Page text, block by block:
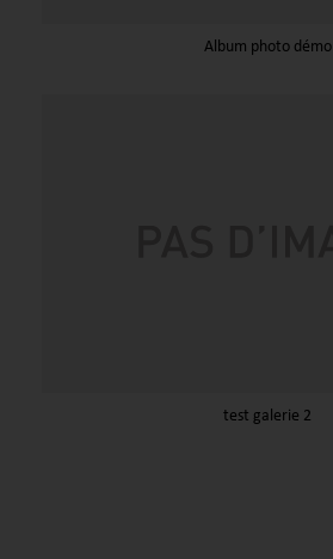
Album photo démo
test galerie 2